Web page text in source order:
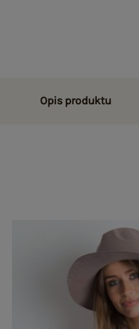
Opis produktu